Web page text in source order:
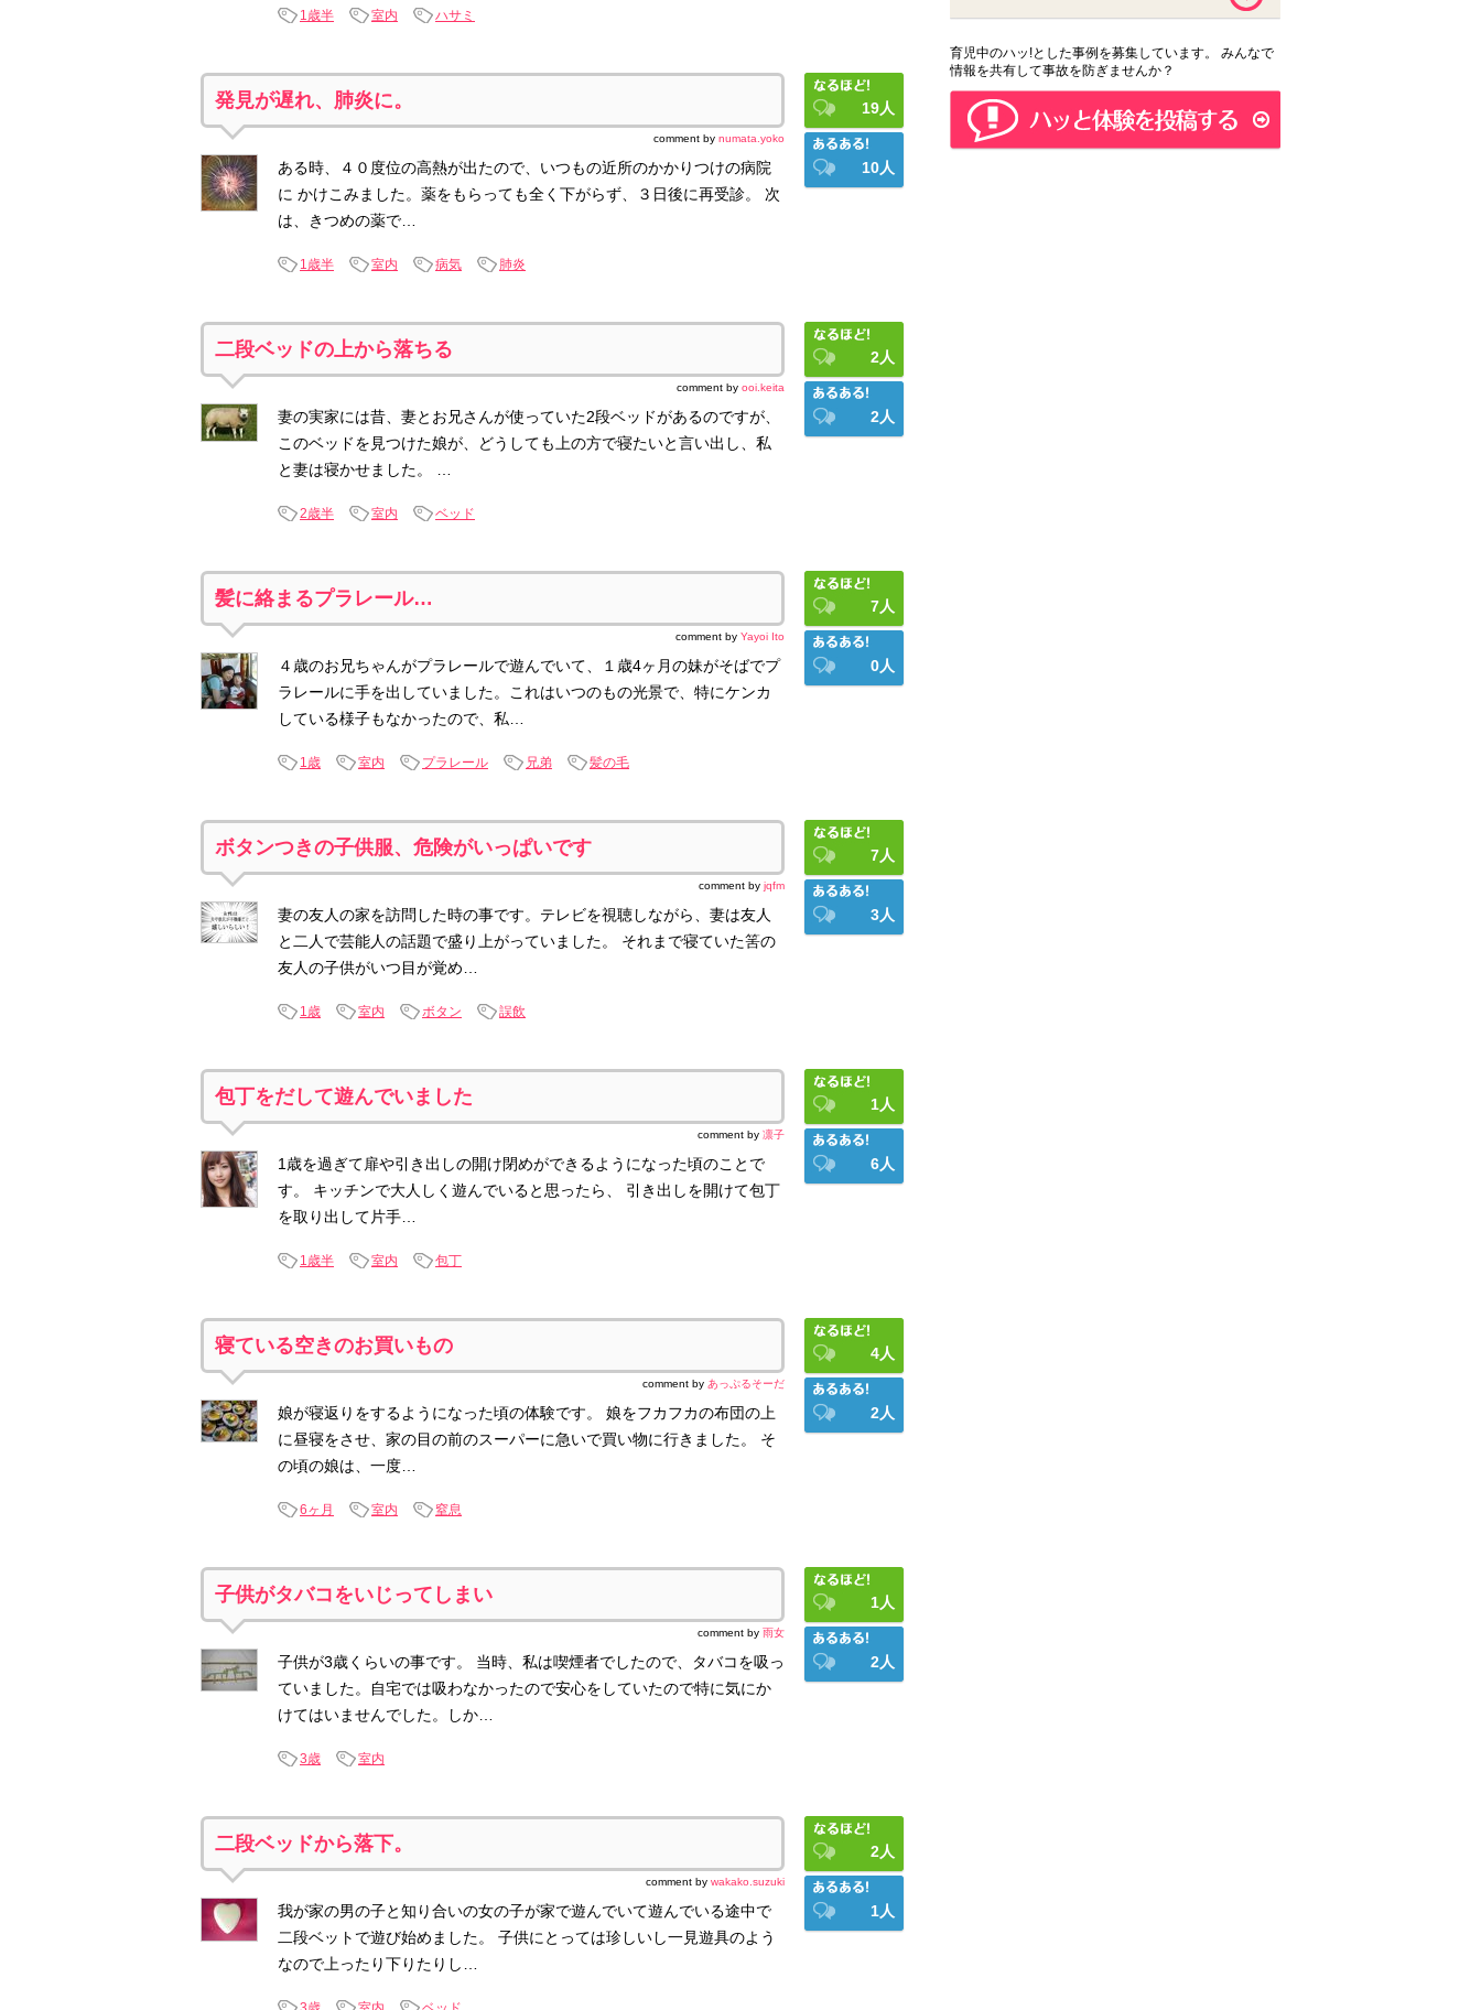
1歳半 室内 ハサミ
発見が遅れ、肺炎に。
comment by numata.yoko
ある時、４０度位の高熱が出たので、いつもの近所のかかりつけの病院
に かけこみました。薬をもらっても全く下がらず、３日後に再受診。 次
は、きつめの薬で…
1歳半 室内 病気 肺炎
19人
10人
二段ベッドの上から落ちる
comment by ooi.keita
妻の実家には昔、妻とお兄さんが使っていた2段ベッドがあるのですが、
このベッドを見つけた娘が、どうしても上の方で寝たいと言い出し、私
と妻は寝かせました。 …
2歳半 室内 ベッド
2人
2人
髪に絡まるプラレール…
comment by Yayoi Ito
４歳のお兄ちゃんがプラレールで遊んでいて、１歳4ヶ月の妹がそばでプ
ラレールに手を出していました。これはいつのもの光景で、特にケンカ
している様子もなかったので、私…
1歳 室内 プラレール 兄弟 髪の毛
7人
0人
ボタンつきの子供服、危険がいっぱいです
comment by jqfm
妻の友人の家を訪問した時の事です。テレビを視聴しながら、妻は友人
と二人で芸能人の話題で盛り上がっていました。 それまで寝ていた筈の
友人の子供がいつ目が覚め…
1歳 室内 ボタン 誤飲
7人
3人
包丁をだして遊んでいました
comment by 凛子
1歳を過ぎて扉や引き出しの開け閉めができるようになった頃のことで
す。 キッチンで大人しく遊んでいると思ったら、 引き出しを開けて包丁
を取り出して片手…
1歳半 室内 包丁
1人
6人
寝ている空きのお買いもの
comment by あっぷるそーだ
娘が寝返りをするようになった頃の体験です。 娘をフカフカの布団の上
に昼寝をさせ、家の目の前のスーパーに急いで買い物に行きました。 そ
の頃の娘は、一度…
6ヶ月 室内 窒息
4人
2人
子供がタバコをいじってしまい
comment by 雨女
子供が3歳くらいの事です。 当時、私は喫煙者でしたので、タバコを吸っ
ていました。自宅では吸わなかったので安心をしていたので特に気にか
けてはいませんでした。しか…
3歳 室内
1人
2人
二段ベッドから落下。
comment by wakako.suzuki
我が家の男の子と知り合いの女の子が家で遊んでいて遊んでいる途中で
二段ベットで遊び始めました。 子供にとっては珍しいし一見遊具のよう
なので上ったり下りたりし…
2人
1人
育児中のハッ!とした事例を募集しています。 みんなで
情報を共有して事故を防ぎませんか？